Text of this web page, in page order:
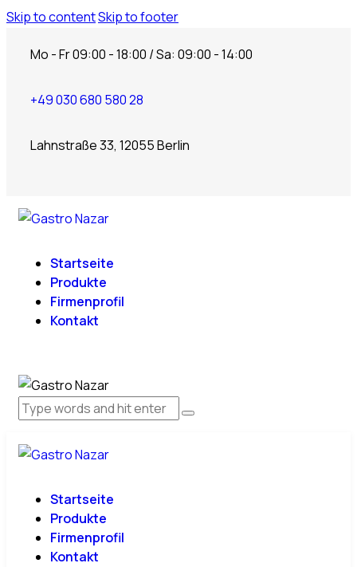
Skip to contentSkip to footer
Mo - Fr 09:00 - 18:00 / Sa: 09:00 - 14:00
+49 030 680 580 28
Lahnstraße 33, 12055 Berlin
Startseite
Produkte
Firmenprofil
Kontakt
Startseite
Produkte
Firmenprofil
Kontakt